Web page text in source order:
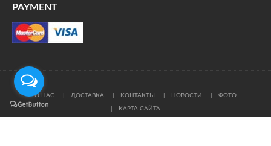
PAYMENT
О НАС ДОСТАВКА КОНТАКТЫ НОВОСТИ ФОТО
КАРТА САЙТА